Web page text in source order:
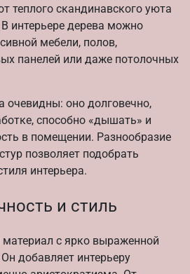
теплого скандинавского уюта
интерьере дерева можно
мебели, полов,
панелей или даже потолочных
очевидны: оно долговечно,
способно «дышать» и
в помещении. Разнообразие
позволяет подобрать
интерьера.
и стиль
с ярко выраженной
добавляет интерьеру